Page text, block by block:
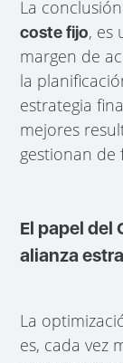
La
coste fijo, es
margen de
la
estrategia
mejores
gestionan de
El papel del
alianza
La
es, cada vez